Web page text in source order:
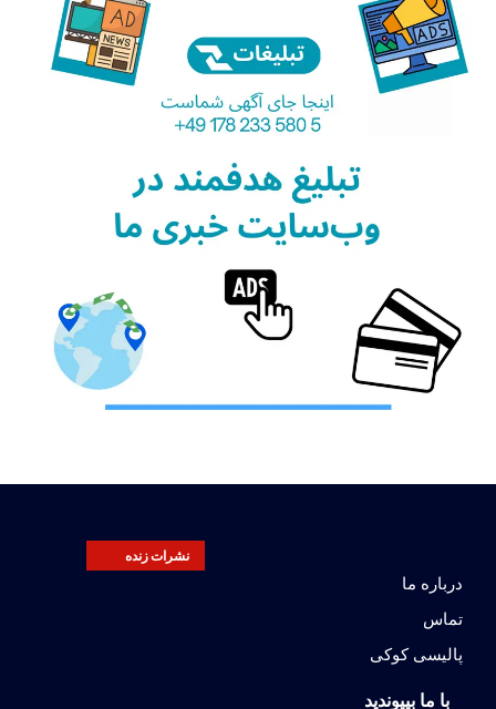
نشرات زنده
درباره ما
تماس
پالیسی کوکی
با ما بپیوندید